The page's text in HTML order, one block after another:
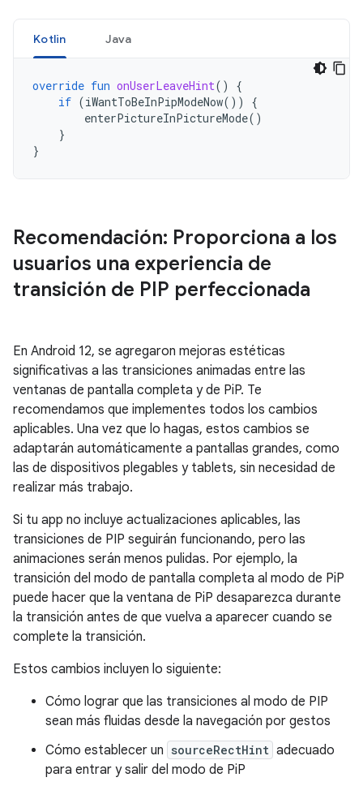
Kotlin Java
override fun onUserLeaveHint()
{
if (iWantToBeInPipModeNow())
{
enterPictureInPictureMode()
}
}
Recomendación: Proporciona a los
usuarios una experiencia de
transición de PIP perfeccionada
En Android 12, se agregaron mejoras estéticas
significativas a las transiciones animadas entre las
ventanas de pantalla completa y de PiP. Te
recomendamos que implementes todos los cambios
aplicables. Una vez que lo hagas, estos cambios se
adaptarán automáticamente a pantallas grandes, como
las de dispositivos plegables y tablets, sin necesidad de
realizar más trabajo.
Si tu app no incluye actualizaciones aplicables, las
transiciones de PIP seguirán funcionando, pero las
animaciones serán menos pulidas. Por ejemplo, la
transición del modo de pantalla completa al modo de PiP
puede hacer que la ventana de PiP desaparezca durante
la transición antes de que vuelva a aparecer cuando se
complete la transición.
Estos cambios incluyen lo siguiente:
Cómo lograr que las transiciones al modo de PIP
sean más fluidas desde la navegación por gestos
Cómo establecer un sourceRectHint adecuado
para entrar y salir del modo de PiP